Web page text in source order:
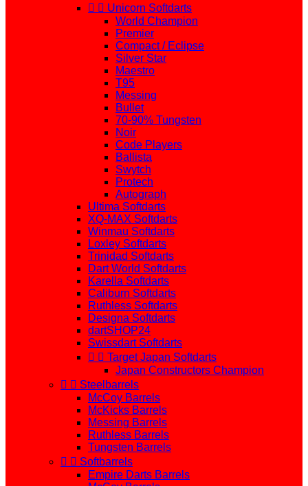
  Unicorn Softdarts
World Champion
Premier
Compact / Eclipse
Silver Star
Maestro
T95
Messing
Bullet
70-90% Tungsten
Noir
Code Players
Ballista
Swytch
Protech
Autograph
Ultima Softdarts
XQ-MAX Softdarts
Winmau Softdarts
Loxley Softdarts
Trinidad Softdarts
Dart World Softdarts
Karella Softdarts
Caliburn Softdarts
Ruthless Softdarts
Designa Softdarts
dartSHOP24
Swissdart Softdarts
  Target Japan Softdarts
Japan Constructors Champion
  Steelbarrels
McCoy Barrels
McKicks Barrels
Messing Barrels
Ruthless Barrels
Tungsten Barrels
  Softbarrels
Empire Darts Barrels